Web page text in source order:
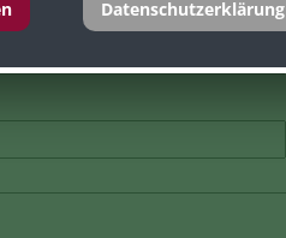
Datenschutzerklärung